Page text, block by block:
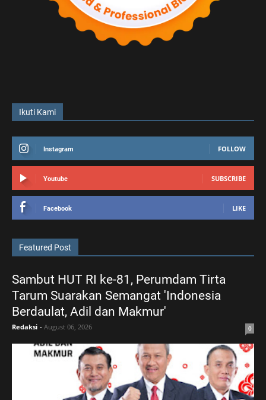
Ikuti Kami
Instagram FOLLOW
Youtube SUBSCRIBE
Facebook LIKE
Featured Post
Sambut HUT RI ke-81, Perumdam Tirta
Tarum Suarakan Semangat 'Indonesia
Berdaulat, Adil dan Makmur'
Redaksi - August 06, 2026 0